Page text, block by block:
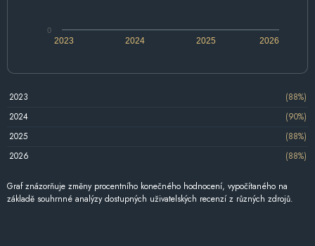
2024 2026
2023 2025
0
2023
(88%)
2024
(90%)
2025
(88%)
2026
(88%)
Graf znázorňuje změny procentního konečného hodnocení, vypočítaného na
základě souhrnné analýzy dostupných uživatelských recenzí z různých zdrojů.